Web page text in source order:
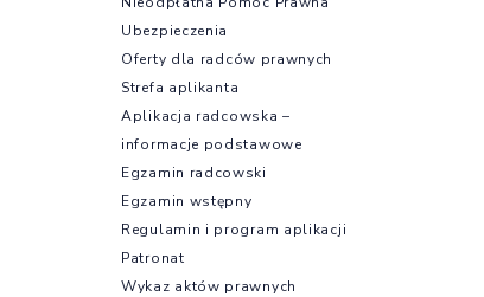
Ubezpieczenia
Oferty dla radców prawnych
Strefa aplikanta
Aplikacja radcowska –
informacje podstawowe
Egzamin radcowski
Egzamin wstępny
Regulamin i program aplikacji
Patronat
Wykaz aktów prawnych